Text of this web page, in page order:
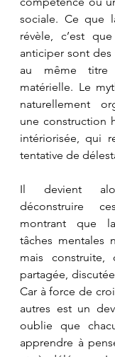
sociale. Ce que
révèle, c’est
anticiper sont
au même titre
matérielle. Le
naturellement
une construction
intériorisée, qui
tentative de
Il devient
déconstruire
montrant que
tâches mentales
mais construite,
partagée,
Car à force de
autres est un
oublie que
apprendre à